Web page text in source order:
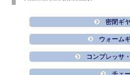
密閉ギ
ウォーム
コンプレッサ